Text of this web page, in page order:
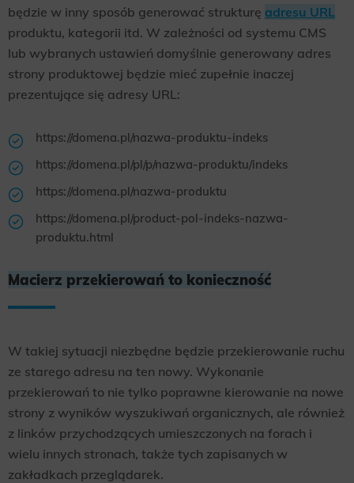
będzie w inny sposób generować strukturę adresu URL
produktu, kategorii itd. W zależności od systemu CMS
lub wybranych ustawień domyślnie generowany adres
strony produktowej będzie mieć zupełnie inaczej
prezentujące się adresy URL:
https://domena.pl/nazwa-produktu-indeks
https://domena.pl/pl/p/nazwa-produktu/indeks
https://domena.pl/nazwa-produktu
https://domena.pl/product-pol-indeks-nazwa-
produktu.html
Macierz przekierowań to konieczność
W takiej sytuacji niezbędne będzie przekierowanie ruchu
ze starego adresu na ten nowy. Wykonanie
przekierowań to nie tylko poprawne kierowanie na nowe
strony z wyników wyszukiwań organicznych, ale również
z linków przychodzących umieszczonych na forach i
wielu innych stronach, także tych zapisanych w
zakładkach przeglądarek.